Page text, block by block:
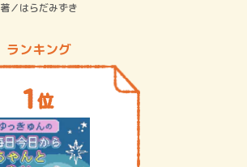
著／はらだみずき
ランキング